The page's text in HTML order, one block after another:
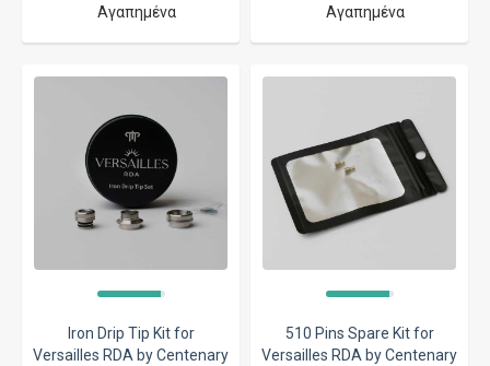
Αγαπημένα
Αγαπημένα
Iron Drip Tip Kit for
Versailles RDA by Centenary
510 Pins Spare Kit for
Versailles RDA by Centenary